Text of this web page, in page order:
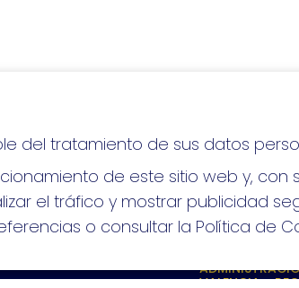
¡mucha suerte!
VALENCIA -
del tratamiento de sus datos
de este sitio web y, con
el tráfico y mostrar publicidad
o consultar la Política de